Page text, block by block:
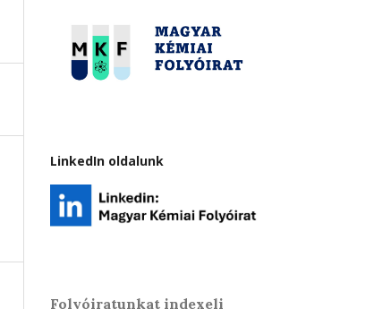
LinkedIn oldalunk
Folyóiratunkat indexeli